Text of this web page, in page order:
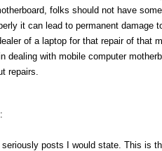
folks should not have
it can lead to permanent damage
of a laptop for that repair of that
dealing with mobile computer
repairs.
posts I would state. This is